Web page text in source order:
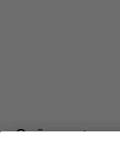
Österreich